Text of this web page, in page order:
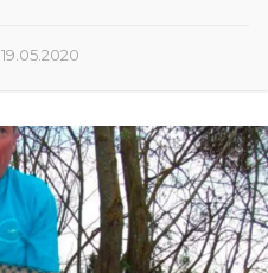
19.05.2020
0
5
.
2
0
2
0